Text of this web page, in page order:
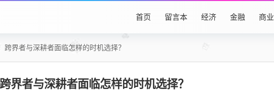
首页 留言本 经济 金融 商业
跨界者与深耕者面临怎样的时机选择？
界者与深耕者面临怎样的时机选择？